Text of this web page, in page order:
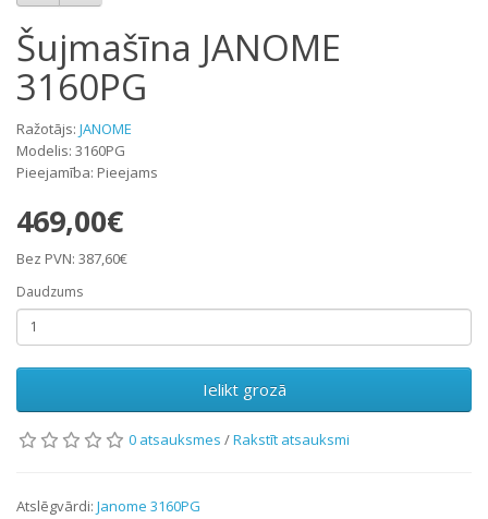
Šujmašīna JANOME
3160PG
Ražotājs: JANOME
Modelis: 3160PG
Pieejamība: Pieejams
469,00€
Bez PVN: 387,60€
Daudzums
Ielikt grozā
0 atsauksmes /Rakstīt atsauksmi
Atslēgvārdi: Janome 3160PG